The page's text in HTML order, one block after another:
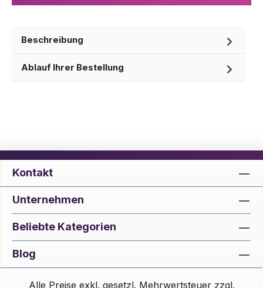
Beschreibung
Ablauf Ihrer Bestellung
Kontakt
Unternehmen
Beliebte Kategorien
Blog
Alle Preise exkl. gesetzl. Mehrwertsteuer zzgl.